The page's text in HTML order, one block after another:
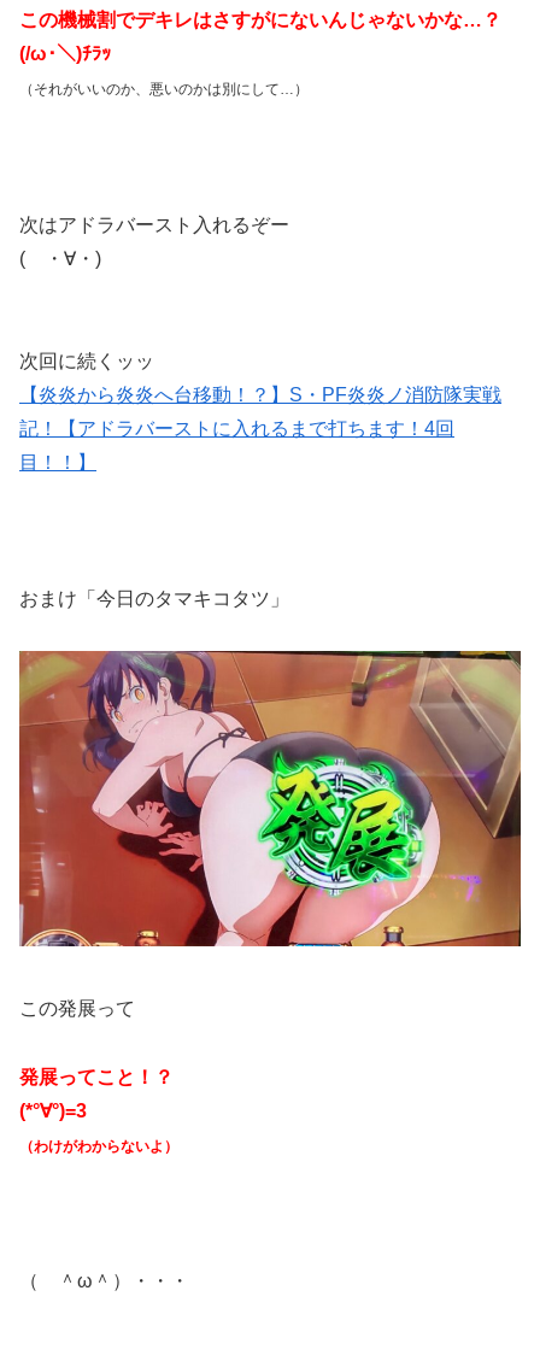
この機械割でデキレはさすがにないんじゃないかな…？
(/ω･＼)ﾁﾗｯ
（それがいいのか、悪いのかは別にして…）
次はアドラバースト入れるぞー
( ・∀・)
次回に続くッッ
【炎炎から炎炎へ台移動！？】S・PF炎炎ノ消防隊実戦
記！【アドラバーストに入れるまで打ちます！4回
目！！】
おまけ「今日のタマキコタツ」
この発展って
発展ってこと！？
(*°∀°)=3
（わけがわからないよ）
（ ＾ω＾）・・・